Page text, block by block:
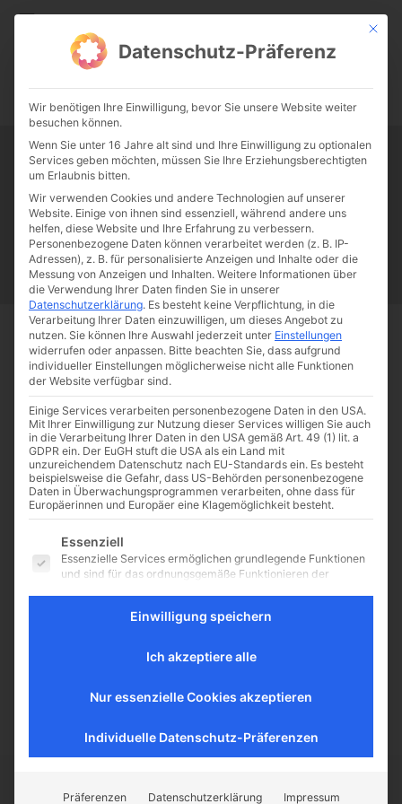
CATHWALK.DE
0:00 -:--
Tag:Petrópolis
Papst Franziskus Ehe Sex Liebe Familie
Katholizismus
Franziskus
50 Jahre Humanae vitae Katholische Kirche
Neuer Kinofilm über Stefan
Zweig
Drehbuchautorin Maria Schrader
zum neuen Film: "Vor der
im Februar 1934, nachdem der
Start Schlagworte Petrópolis
Mit
Datenschutz-Präferenz
Wir benötigen Ihre Einwilligung, bevor Sie unsere Website weiter
besuchen können.
Wenn Sie unter 16 Jahre alt sind und Ihre Einwilligung zu optionalen
Services geben möchten, müssen Sie Ihre Erziehungsberechtigten
um Erlaubnis bitten.
Wir verwenden Cookies und andere Technologien auf unserer
Website. Einige von ihnen sind essenziell, während andere uns
helfen, diese Website und Ihre Erfahrung zu verbessern.
Personenbezogene Daten können verarbeitet werden (z. B. IP-
Adressen), z. B. für personalisierte Anzeigen und Inhalte oder die
Messung von Anzeigen und Inhalten. Weitere Informationen über
die Verwendung Ihrer Daten finden Sie in unserer
Datenschutzerklärung. Es besteht keine Verpflichtung, in die
Verarbeitung Ihrer Daten einzuwilligen, um dieses Angebot zu
nutzen. Sie können Ihre Auswahl jederzeit unter Einstellungen
widerrufen oder anpassen. Bitte beachten Sie, dass aufgrund
individueller Einstellungen möglicherweise nicht alle Funktionen
der Website verfügbar sind.
Einige Services verarbeiten personenbezogene Daten in den USA.
Mit Ihrer Einwilligung zur Nutzung dieser Services willigen Sie auch
in die Verarbeitung Ihrer Daten in den USA gemäß Art. 49 (1) lit. a
GDPR ein. Der EuGH stuft die USA als ein Land mit
unzureichendem Datenschutz nach EU-Standards ein. Es besteht
beispielsweise die Gefahr, dass US-Behörden personenbezogene
Daten in Überwachungsprogrammen verarbeiten, ohne dass für
Europäerinnen und Europäer eine Klagemöglichkeit besteht.
Es folgt eine Liste der Service-Gruppen, für die eine
Essenziell
Essenzielle Services ermöglichen grundlegende Funktionen
und sind für das ordnungsgemäße Funktionieren der
Website umgehen.
Inhalte von Videoplattformen und Social-Media-Plattformen
akzeptiert werden, ist für den Zugriff auf diese Inhalte keine
Einwilligung speichern
Ich akzeptiere alle
Nur essenzielle Cookies akzeptieren
Individuelle Datenschutz-Präferenzen
Präferenzen Datenschutzerklärung Impressum